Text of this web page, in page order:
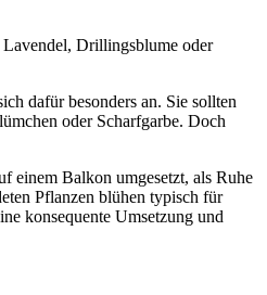
Drillingsblume oder
dafür besonders an. Sie sollten
oder Scharfgarbe. Doch
einem Balkon umgesetzt, als Ruhe
Pflanzen blühen typisch für
konsequente Umsetzung und